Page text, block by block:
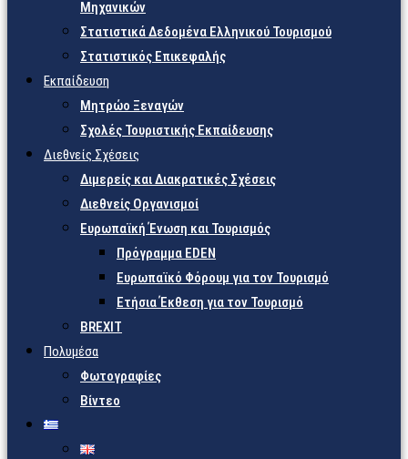
Μηχανικών
Στατιστικά Δεδομένα Ελληνικού Τουρισμού
Στατιστικός Επικεφαλής
Εκπαίδευση
Μητρώο Ξεναγών
Σχολές Τουριστικής Εκπαίδευσης
Διεθνείς Σχέσεις
Διμερείς και Διακρατικές Σχέσεις
Διεθνείς Οργανισμοί
Ευρωπαϊκή Ένωση και Τουρισμός
Πρόγραμμα EDEN
Ευρωπαϊκό Φόρουμ για τον Τουρισμό
Ετήσια Έκθεση για τον Τουρισμό
BREXIT
Πολυμέσα
Φωτογραφίες
Βίντεο